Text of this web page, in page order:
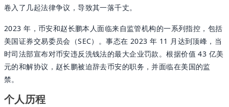
卷入了几起法律争议，导致其一落千丈。
2023 年，币安和赵长鹏本人面临来自监管机构的一系列指控，包括
美国证券交易委员会（SEC）。事态在 2023 年 11 月达到顶峰，当
时司法部宣布对币安违反洗钱法的最大企业罚款。根据价值 43 亿美
元的和解协议，赵长鹏被迫辞去币安的职务，并面临在美国的监
禁。
个人历程